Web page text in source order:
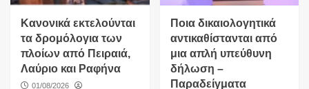
Κανονικά εκτελούνται
τα δρομόλογια των
πλοίων από Πειραιά,
Λαύριο και Ραφήνα
01/08/2026
Ποια δικαιολογητικά
αντικαθίστανται από
μια απλή υπεύθυνη
δήλωση –
Παραδείγματα